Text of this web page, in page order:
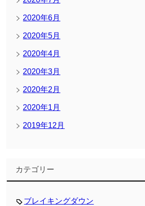
2020年6月
2020年5月
2020年4月
2020年3月
2020年2月
2020年1月
2019年12月
カテゴリー
ブレイキングダウン